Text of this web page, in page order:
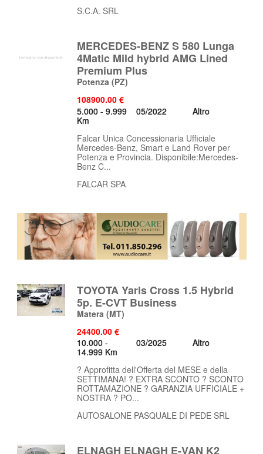
S.C.A. SRL
MERCEDES-BENZ S 580 Lunga
4Matic Mild hybrid AMG Lined
Premium Plus
Potenza (PZ)
108900.00 €
5.000 - 9.999
Km
05/2022 Altro
Falcar Unica Concessionaria Ufficiale
Mercedes-Benz, Smart e Land Rover per
Potenza e Provincia. Disponibile:Mercedes-
Benz C...
FALCAR SPA
TOYOTA Yaris Cross 1.5 Hybrid
5p. E-CVT Business
Matera (MT)
24400.00 €
10.000 -
14.999 Km
03/2025 Altro
? Approfitta dell'Offerta del MESE e della
SETTIMANA! ? EXTRA SCONTO ? SCONTO
ROTTAMAZIONE ? GARANZIA UFFICIALE +
NOSTRA ? PO...
AUTOSALONE PASQUALE DI PEDE SRL
ELNAGH ELNAGH E-VAN K2